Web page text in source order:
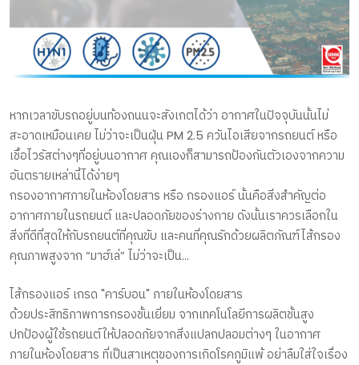
หากเวลาขับรถอยู่บนท้องถนนจะสังเกตได้ว่า อากาศในปัจจุบันนั้นไม่
สะอาดเหมือนเคย ไม่ว่าจะเป็นฝุ่น PM 2.5 ควันไอเสียจากรถยนต์ หรือ
เชื้อไวรัสต่างๆที่อยู่บนอากาศ คุณเองก็สามารถป้องกันตัวเองจากความ
อันตรายเหล่านี้ได้ง่ายๆ
กรองอากาศภายในห้องโดยสาร หรือ กรองแอร์ นั้นคือสิ่งสำคัญต่อ
อากาศภายในรถยนต์ และปลอดภัยของร่างกาย ดังนั้นเราควรเลือกใน
สิ่งที่ดีที่สุดให้กับรถยนต์ที่คุณขับ และคนที่คุณรักด้วยผลิตภัณฑ์ไส้กรอง
คุณภาพสูงจาก “มาฮ์เล่” ไม่ว่าจะเป็น...
ไส้กรองแอร์ เกรด "คาร์บอน" ภายในห้องโดยสาร
ด้วยประสิทธิภาพการกรองชั้นเยี่ยม จากเทคโนโลยีการผลิตชั้นสูง
ปกป้องผู้ใช้รถยนต์ให้ปลอดภัยจากสิ่งแปลกปลอมต่างๆ ในอากาศ
ภายในห้องโดยสาร ที่เป็นสาเหตุของการเกิดโรคภูมิแพ้ อย่าลืมใส่ใจเรื่อง